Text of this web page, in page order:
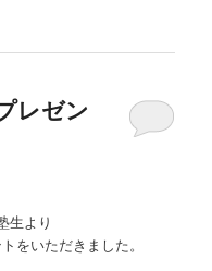
レゼン
生より
をいただきました。